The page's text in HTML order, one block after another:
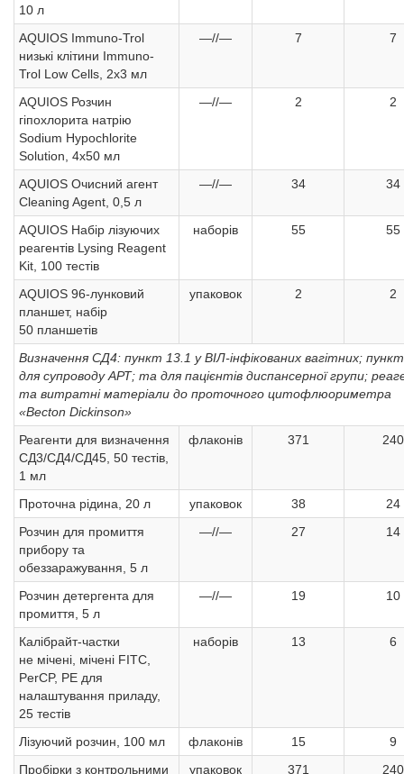
10 л
AQUIOS Immuno-Trol
низькі клітини Immuno-
Trol Low Cells, 2х3 мл
—//— 7 7
AQUIOS Розчин
гіпохлорита натрію
Sodium Hypochlorite
Solution, 4х50 мл
—//— 2 2
AQUIOS Очисний агент
Cleaning Agent, 0,5 л
—//— 34 34
AQUIOS Набір лізуючих
реагентів Lysing Reagent
Kit, 100 тестів
наборів 55 55
AQUIOS 96-лунковий
планшет, набір
50 планшетів
упаковок 2 2
Визначення СД4: пункт 13.1 у ВІЛ-інфікованих вагітних;
для супроводу АРТ; та для пацієнтів диспансерної групи;
та витратні матеріали до проточного цитофлюориметра
«Becton Dickinson»
Реагенти для визначення
СД3/СД4/СД45, 50 тестів,
1 мл
флаконів 371 240
Проточна рідина, 20 л упаковок 38
24
Розчин для промиття
прибору та
обеззаражування, 5 л
—//— 27 14
Розчин детергента для
промиття, 5 л
—//— 19 10
Калібрайт-частки
не мічені, мічені FITC,
PerCP, PE для
налаштування приладу,
25 тестів
наборів 13 6
Лізуючий розчин, 100 мл флаконів 15
9
Пробірки з контрольними
упаковок 371 240